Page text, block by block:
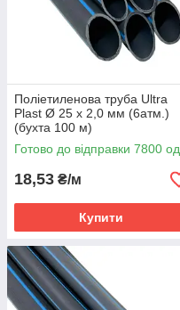
Поліетиленова труба Ultra
Plast Ø 25 х 2,0 мм (6атм.)
(бухта 100 м)
Готово до відправки 7800 од.
18,53 ₴/м
Купити